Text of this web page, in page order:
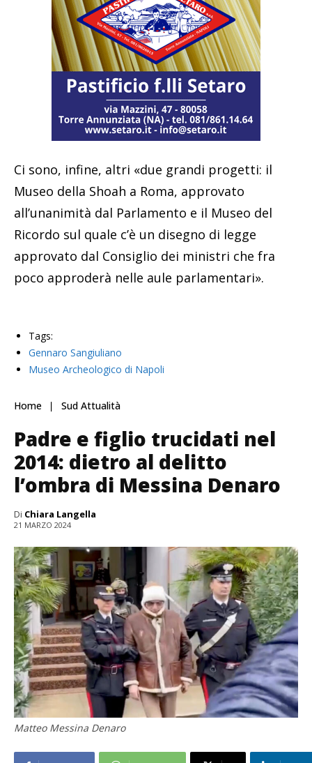
Ci sono, infine, altri «due grandi progetti: il
Museo della Shoah a Roma, approvato
all’unanimità dal Parlamento e il Museo del
Ricordo sul quale c’è un disegno di legge
approvato dal Consiglio dei ministri che fra
poco approderà nelle aule parlamentari».
Tags:
Gennaro Sangiuliano
Museo Archeologico di Napoli
Home Sud Attualità
Padre e figlio trucidati nel
2014: dietro al delitto
l’ombra di Messina Denaro
Di Chiara Langella
21 MARZO 2024
Matteo Messina Denaro